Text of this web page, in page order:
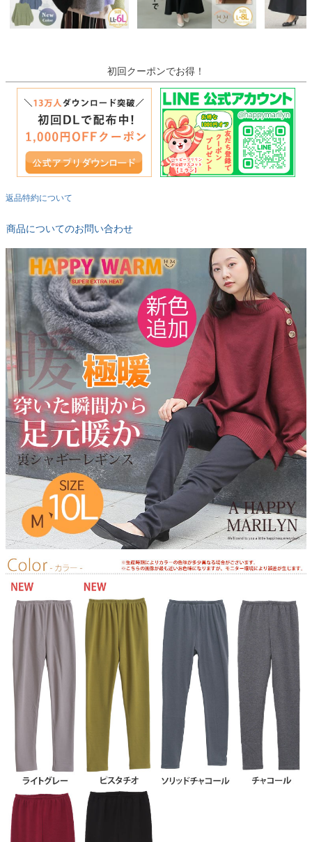
初回クーポンでお得！
返品特約について
商品についてのお問い合わせ